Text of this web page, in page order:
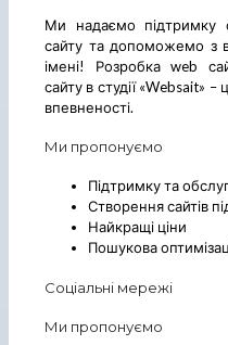
Ми надаємо підтримку
сайту та допоможемо з
імені! Розробка web
сайту в студії «Websait» –
впевненості.
Ми пропонуємо
Підтримку та
Створення сайтів
Найкращі ціни
Пошукова
Соціальні мережі
Ми пропонуємо